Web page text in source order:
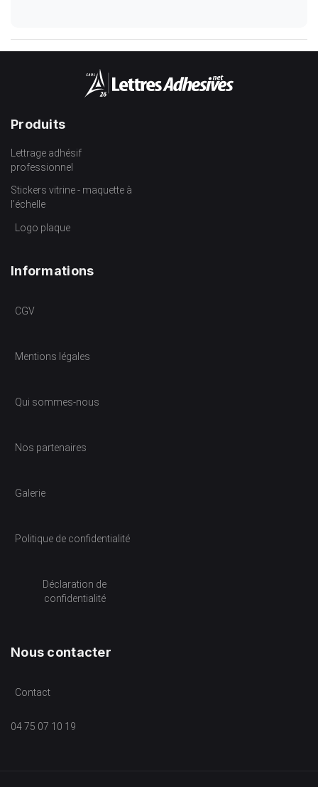
Produits
Lettrage adhésif
professionnel
Stickers vitrine - maquette à
l’échelle
Logo plaque
Informations
CGV
Mentions légales
Qui sommes-nous
Nos partenaires
Galerie
Politique de confidentialité
Déclaration de
confidentialité
Nous contacter
Contact
04 75 07 10 19